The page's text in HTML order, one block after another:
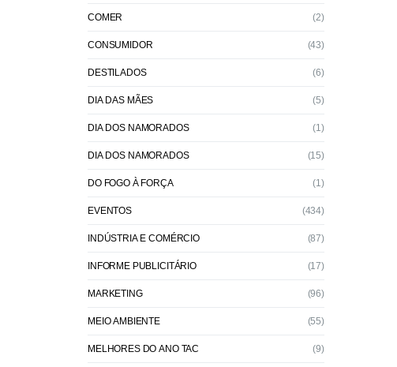
COMER (2)
CONSUMIDOR (43)
DESTILADOS (6)
DIA DAS MÃES (5)
DIA DOS NAMORADOS (1)
DIA DOS NAMORADOS (15)
DO FOGO À FORÇA (1)
EVENTOS (434)
INDÚSTRIA E COMÉRCIO (87)
INFORME PUBLICITÁRIO (17)
MARKETING (96)
MEIO AMBIENTE (55)
MELHORES DO ANO TAC (9)